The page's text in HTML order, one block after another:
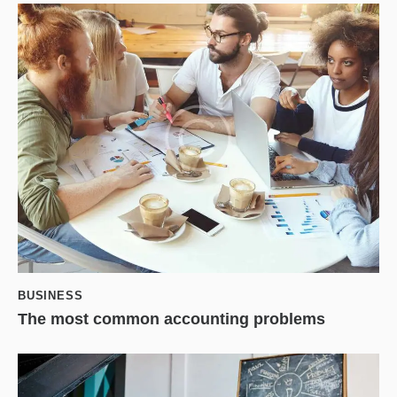
BUSINESS
The most common accounting problems